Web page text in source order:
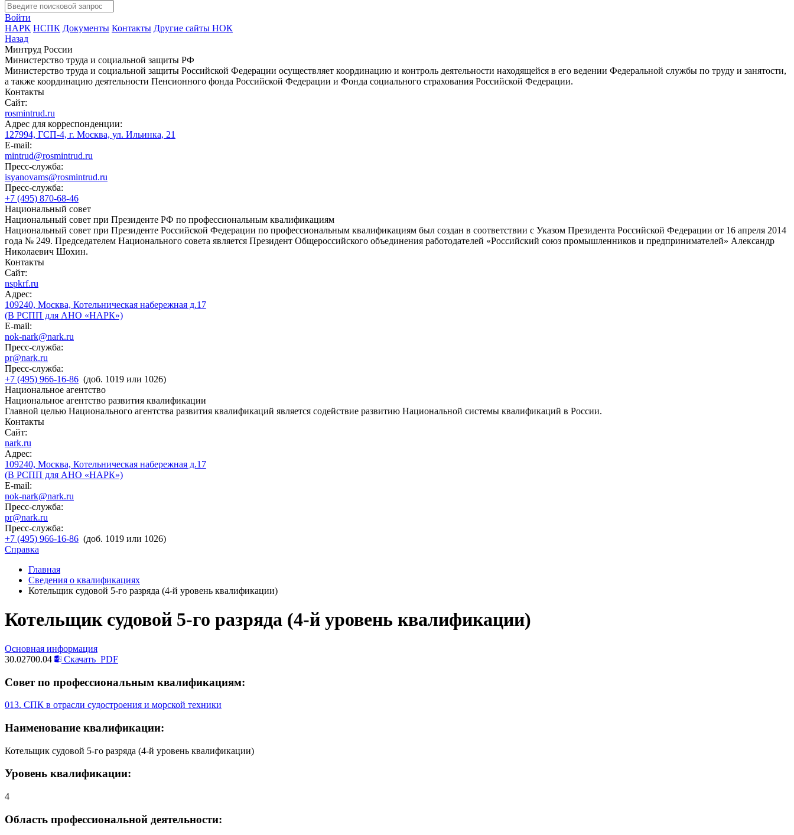
Войти
НАРК НСПК Документы Контакты Другие сайты НОК
Назад
Минтруд России
Министерство труда и социальной защиты РФ
Министерство труда и социальной защиты Российской Федерации осуществляет координацию и контроль деятельности находящейся в его ведении Федеральной службы по труду и занятости,
а также координацию деятельности Пенсионного фонда Российской Федерации и Фонда социального страхования Российской Федерации.
Контакты
Сайт:
rosmintrud.ru
Адрес для корреспонденции:
127994, ГСП-4, г. Москва, ул. Ильинка, 21
E-mail:
mintrud@rosmintrud.ru
Пресс-служба:
isyanovams@rosmintrud.ru
Пресс-служба:
+7 (495) 870-68-46
Национальный совет
Национальный совет при Президенте РФ по профессиональным квалификациям
Национальный совет при Президенте Российской Федерации по профессиональным квалификациям был создан в соответствии с Указом Президента Российской Федерации от 16 апреля 2014
года № 249. Председателем Национального совета является Президент Общероссийского объединения работодателей «Российский союз промышленников и предпринимателей» Александр
Николаевич Шохин.
Контакты
Сайт:
nspkrf.ru
Адрес:
109240, Москва, Котельническая набережная д.17
(В РСПП для АНО «НАРК»)
E-mail:
nok-nark@nark.ru
Пресс-служба:
pr@nark.ru
Пресс-служба:
+7 (495) 966-16-86 (доб. 1019 или 1026)
Национальное агентство
Национальное агентство развития квалификации
Главной целью Национального агентства развития квалификаций является содействие развитию Национальной системы квалификаций в России.
Контакты
Сайт:
nark.ru
Адрес:
109240, Москва, Котельническая набережная д.17
(В РСПП для АНО «НАРК»)
E-mail:
nok-nark@nark.ru
Пресс-служба:
pr@nark.ru
Пресс-служба:
+7 (495) 966-16-86 (доб. 1019 или 1026)
Справка
Главная
Сведения о квалификациях
Котельщик судовой 5-го разряда (4-й уровень квалификации)
Котельщик судовой 5-го разряда (4-й уровень квалификации)
Основная информация
30.02700.04
Скачать PDF
Совет по профессиональным квалификациям:
013. СПК в отрасли судостроения и морской техники
Наименование квалификации:
Котельщик судовой 5-го разряда (4-й уровень квалификации)
Уровень квалификации:
4
Область профессиональной деятельности: